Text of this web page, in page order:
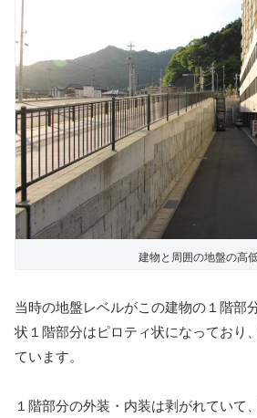
建物と周囲の地盤の高
当時の地盤レベルがこの建物の１階部
状１階部分はピロティ状になっており
ています。
１階部分の外装・内装は剥がれていて